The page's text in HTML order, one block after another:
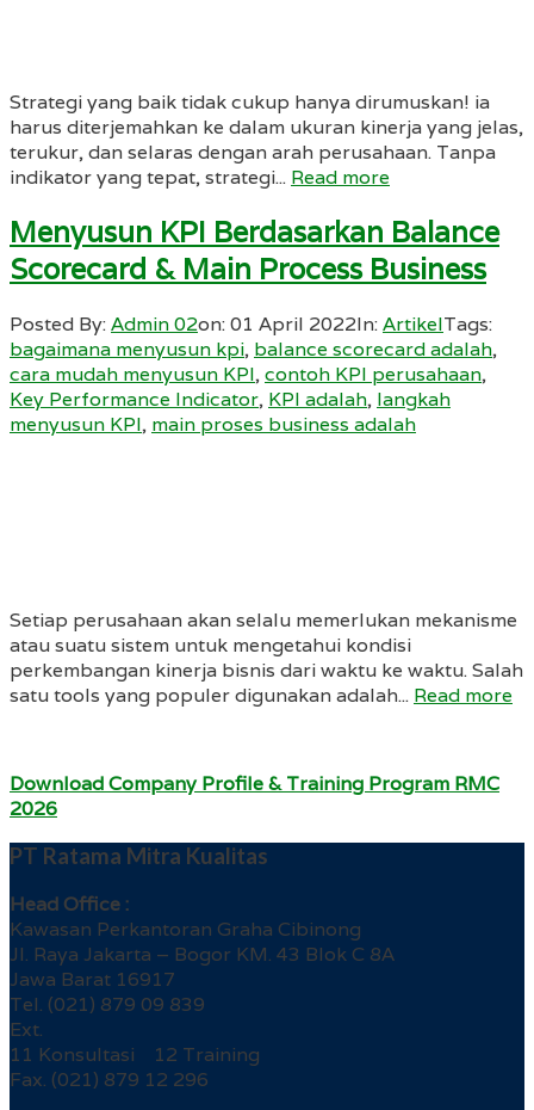
Strategi yang baik tidak cukup hanya dirumuskan! ia
harus diterjemahkan ke dalam ukuran kinerja yang jelas,
terukur, dan selaras dengan arah perusahaan. Tanpa
indikator yang tepat, strategi... Read more
Menyusun KPI Berdasarkan Balance
Scorecard & Main Process Business
Posted By:Admin 02on:01 April 2022In:ArtikelTags:
bagaimana menyusun kpi, balance scorecard adalah,
cara mudah menyusun KPI,contoh KPI perusahaan,
Key Performance Indicator, KPI adalah, langkah
menyusun KPI, main proses business adalah
Setiap perusahaan akan selalu memerlukan mekanisme
atau suatu sistem untuk mengetahui kondisi
perkembangan kinerja bisnis dari waktu ke waktu. Salah
satu tools yang populer digunakan adalah... Read more
Download Company Profile & Training Program RMC
2026
PT Ratama Mitra Kualitas
Head Office :
Kawasan Perkantoran Graha Cibinong
Jl. Raya Jakarta – Bogor KM. 43 Blok C 8A
Jawa Barat 16917
Tel. (021) 879 09 839
Ext.
11 Konsultasi 12 Training
Fax. (021) 879 12 296